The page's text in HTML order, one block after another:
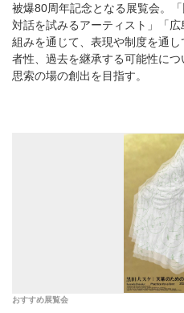
被爆80周年記念となる展覧会。
対話を試みるアーティスト」「
組みを通じて、表現や制度を通
者性、過去を継承する可能性に
思索の場の創出を目指す。
おすすめ展覧会